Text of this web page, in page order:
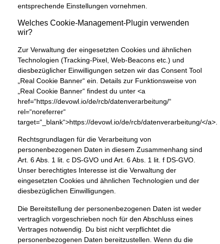
entsprechende Einstellungen vornehmen.
Welches Cookie-Management-Plugin verwenden
wir?
Zur Verwaltung der eingesetzten Cookies und ähnlichen
Technologien (Tracking-Pixel, Web-Beacons etc.) und
diesbezüglicher Einwilligungen setzen wir das Consent Tool
„Real Cookie Banner“ ein. Details zur Funktionsweise von
„Real Cookie Banner“ findest du unter <a
href=“https://devowl.io/de/rcb/datenverarbeitung/“
rel=“noreferrer“
target=“_blank“>https://devowl.io/de/rcb/datenverarbeitung/</a>.
Rechtsgrundlagen für die Verarbeitung von
personenbezogenen Daten in diesem Zusammenhang sind
Art. 6 Abs. 1 lit. c DS-GVO und Art. 6 Abs. 1 lit. f DS-GVO.
Unser berechtigtes Interesse ist die Verwaltung der
eingesetzten Cookies und ähnlichen Technologien und der
diesbezüglichen Einwilligungen.
Die Bereitstellung der personenbezogenen Daten ist weder
vertraglich vorgeschrieben noch für den Abschluss eines
Vertrages notwendig. Du bist nicht verpflichtet die
personenbezogenen Daten bereitzustellen. Wenn du die